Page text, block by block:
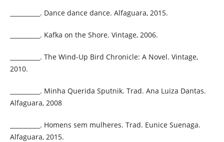
__________. Dance dance dance. Alfaguara, 2015.
__________. Kafka on the Shore. Vintage, 2006.
__________. The Wind-Up Bird Chronicle: A Novel. Vintage,
2010.
__________. Minha Querida Sputnik. Trad. Ana Luiza Dantas.
Alfaguara, 2008
__________. Homens sem mulheres. Trad. Eunice Suenaga.
Alfaguara, 2015.